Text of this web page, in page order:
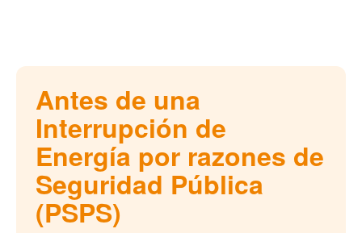
Antes de una
Interrupción de
Energía por razones de
Seguridad Pública
(PSPS)